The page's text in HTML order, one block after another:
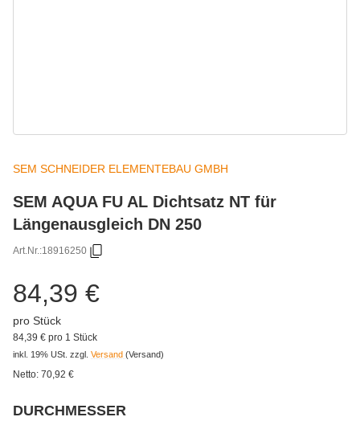
SEM SCHNEIDER ELEMENTEBAU GMBH
SEM AQUA FU AL Dichtsatz NT für
Längenausgleich DN 250
Art.Nr.:18916250
84,39 €
pro Stück
84,39 € pro 1 Stück
inkl. 19% USt. zzgl. Versand (Versand)
Netto: 70,92 €
DURCHMESSER